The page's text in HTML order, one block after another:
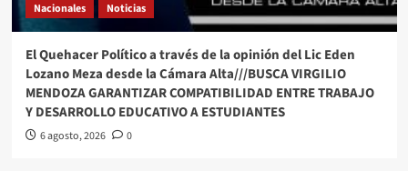
Nacionales Noticias
El Quehacer Político a través de la opinión del Lic Eden
Lozano Meza desde la Cámara Alta///BUSCA VIRGILIO
MENDOZA GARANTIZAR COMPATIBILIDAD ENTRE TRABAJO
Y DESARROLLO EDUCATIVO A ESTUDIANTES
6 agosto, 2026 0